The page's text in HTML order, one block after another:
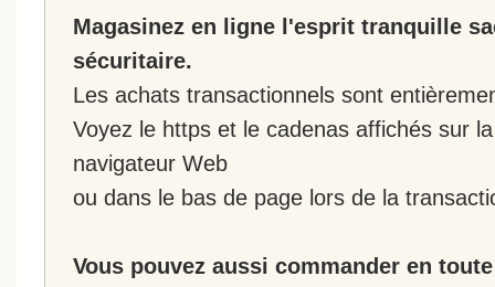
Magasinez en ligne l'esprit tranquille
sécuritaire.
Les achats transactionnels sont
Voyez le https et le cadenas affichés sur
navigateur Web
ou dans le bas de page lors de la
Vous pouvez aussi commander en